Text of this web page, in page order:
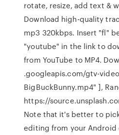
rotate, resize, add text &
Download high-quality
mp3 320kbps. Insert "fl"
"youtube" in the link to
from YouTube to MP4.
.googleapis.com/gtv-
BigBuckBunny.mp4" ],
https://
Note that it's better to
editing from your Android